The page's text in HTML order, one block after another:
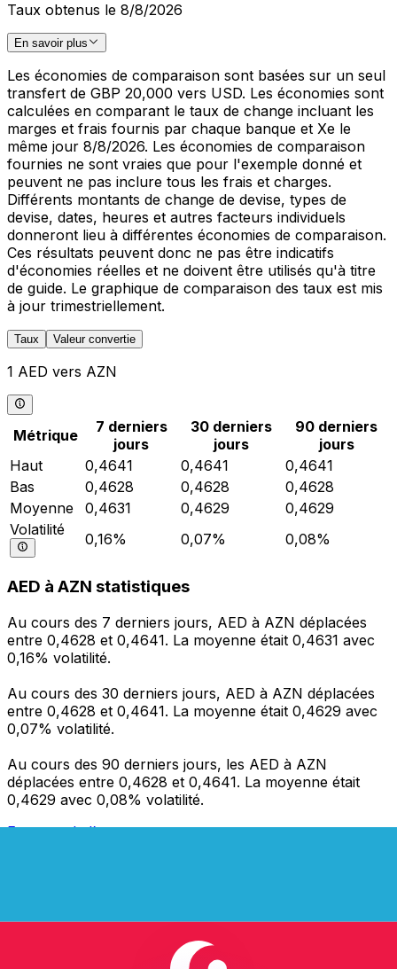
Taux obtenus le 8/8/2026
En savoir plus
Les économies de comparaison sont basées sur un seul
transfert de GBP 20,000 vers USD. Les économies sont
calculées en comparant le taux de change incluant les
marges et frais fournis par chaque banque et Xe le
même jour 8/8/2026. Les économies de comparaison
fournies ne sont vraies que pour l'exemple donné et
peuvent ne pas inclure tous les frais et charges.
Différents montants de change de devise, types de
devise, dates, heures et autres facteurs individuels
donneront lieu à différentes économies de comparaison.
Ces résultats peuvent donc ne pas être indicatifs
d'économies réelles et ne doivent être utilisés qu'à titre
de guide. Le graphique de comparaison des taux est mis
à jour trimestriellement.
Taux Valeur convertie
1 AED vers AZN
Métrique
7 derniers
jours
30 derniers
jours
90 derniers
jours
Haut
0,4641 0,4641
0,4641
Bas
0,4628 0,4628
0,4628
Moyenne
0,4631 0,4629
0,4629
Volatilité
0,16% 0,07% 0,08%
AED à AZN statistiques
Au cours des 7 derniers jours, AED à AZN déplacées
entre 0,4628 et 0,4641. La moyenne était 0,4631 avec
0,16% volatilité.
Au cours des 30 derniers jours, AED à AZN déplacées
entre 0,4628 et 0,4641. La moyenne était 0,4629 avec
0,07% volatilité.
Au cours des 90 derniers jours, les AED à AZN
déplacées entre 0,4628 et 0,4641. La moyenne était
0,4629 avec 0,08% volatilité.
Envoyer de l’argent
L'application Xe réunit toutes les fonctionnalités
nécessaires pour vos transferts d'argent internationaux
et la gestion de vos devises. Convertissez des devises,